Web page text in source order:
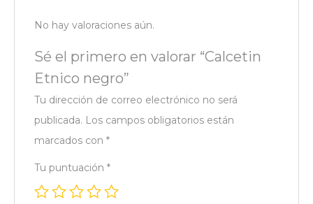
No hay valoraciones aún.
Sé el primero en valorar “Calcetin
Etnico negro”
Tu dirección de correo electrónico no será
publicada. Los campos obligatorios están
marcados con *
Tu puntuación *